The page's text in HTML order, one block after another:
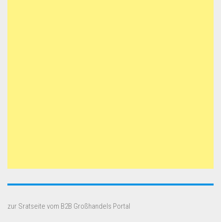
zur Sratseite vom B2B Großhandels Portal